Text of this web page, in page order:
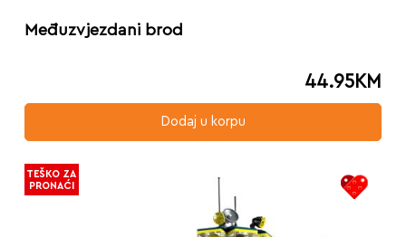
Međuzvjezdani brod
44.95KM
Dodaj u korpu
TEŠKO ZA
PRONAĆI